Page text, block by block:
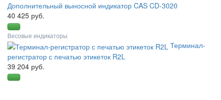
Дополнительный выносной индикатор CAS CD-3020
40 425 руб.
Весовые индикаторы
Терминал-
регистратор с печатью этикеток R2L
39 204 руб.